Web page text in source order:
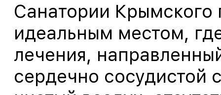
Санатории Крымского
идеальным местом,
лечения,
сердечно сосудистой